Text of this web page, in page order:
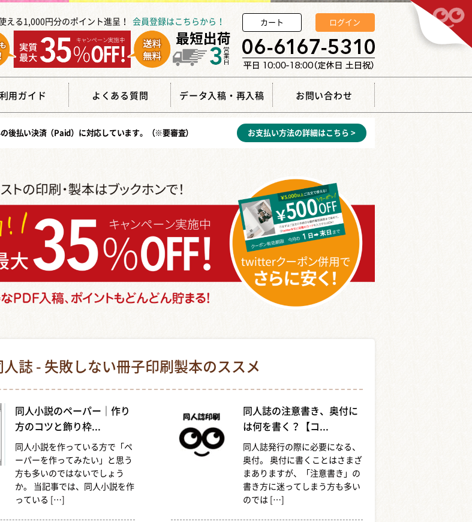
える1,000円分のポイント進呈！ 会員登録はこちらから！ カート ログイン
用ガイド よくある質問 データ入稿・再入稿 お問い合わせ
後払い決済（Paid） に対応しています。（※要審査） お支払い方法の詳細はこちら >
人誌 - 失敗しない冊子印刷製本のススメ
同人小説のペーパー｜作り
方のコツと飾り枠...
同人小説を作っている方で「ペ
ーパーを作ってみたい」と思う
方も多いのではないでしょう
か。 当記事では、同人小説を作
っている […]
同人誌の注意書き、奥付に
は何を書く？【コ...
同人誌発行の際に必要になる、
奥付。 奥付に書くことはさまざ
まありますが、「注意書き」の
書き方に迷ってしまう方も多い
のでは […]